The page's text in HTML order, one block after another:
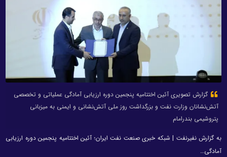
گزارش تصویری آئین اختتامیه پنجمین دوره ارزیابی آمادگی عملیاتی و تخصصی
آتش‌نشانان وزارت نفت و بزرگداشت روز ملی آتش‌نشانی و ایمنی به میزبانی
پتروشیمی بندرامام
به گزارش نفیرنفت | شبکه خبری صنعت نفت ایران؛ آئین اختتامیه پنجمین دوره ارزیابی
آمادگی…